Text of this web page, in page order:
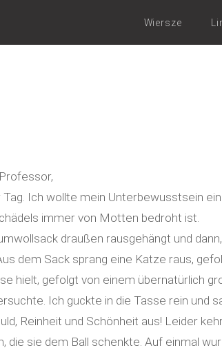
Wiersze
Ich wollte mein Unterbewusstsein
immer von Motten bedroht ist.
draußen rausgehängt und
dem Sack sprang eine Katze raus,
hielt, gefolgt von einem übernatürlich
Ich guckte in die Tasse rein und
Reinheit und Schönheit aus! Leider
die sie dem Ball schenkte. Auf einmal